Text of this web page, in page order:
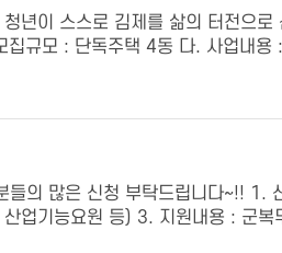
이 스스로 김제를 삶의 터전으
규모 : 단독주택 4동 다. 사업내용
의 많은 신청 부탁드립니다~!!
업기능요원 등) 3. 지원내용 : 군